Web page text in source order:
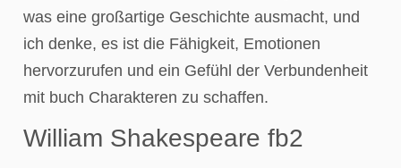
was eine großartige Geschichte ausmacht, und
ich denke, es ist die Fähigkeit, Emotionen
hervorzurufen und ein Gefühl der Verbundenheit
mit buch Charakteren zu schaffen.
William Shakespeare fb2